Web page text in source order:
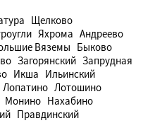
Щелково
Яхрома Андреево
Вяземы Быково
Загорянский Запрудная
Икша Ильинский
Лопатино Лотошино
Монино Нахабино
Правдинский